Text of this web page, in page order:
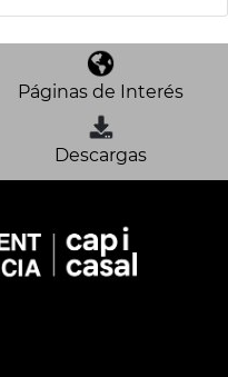
Páginas de Interés
Descargas